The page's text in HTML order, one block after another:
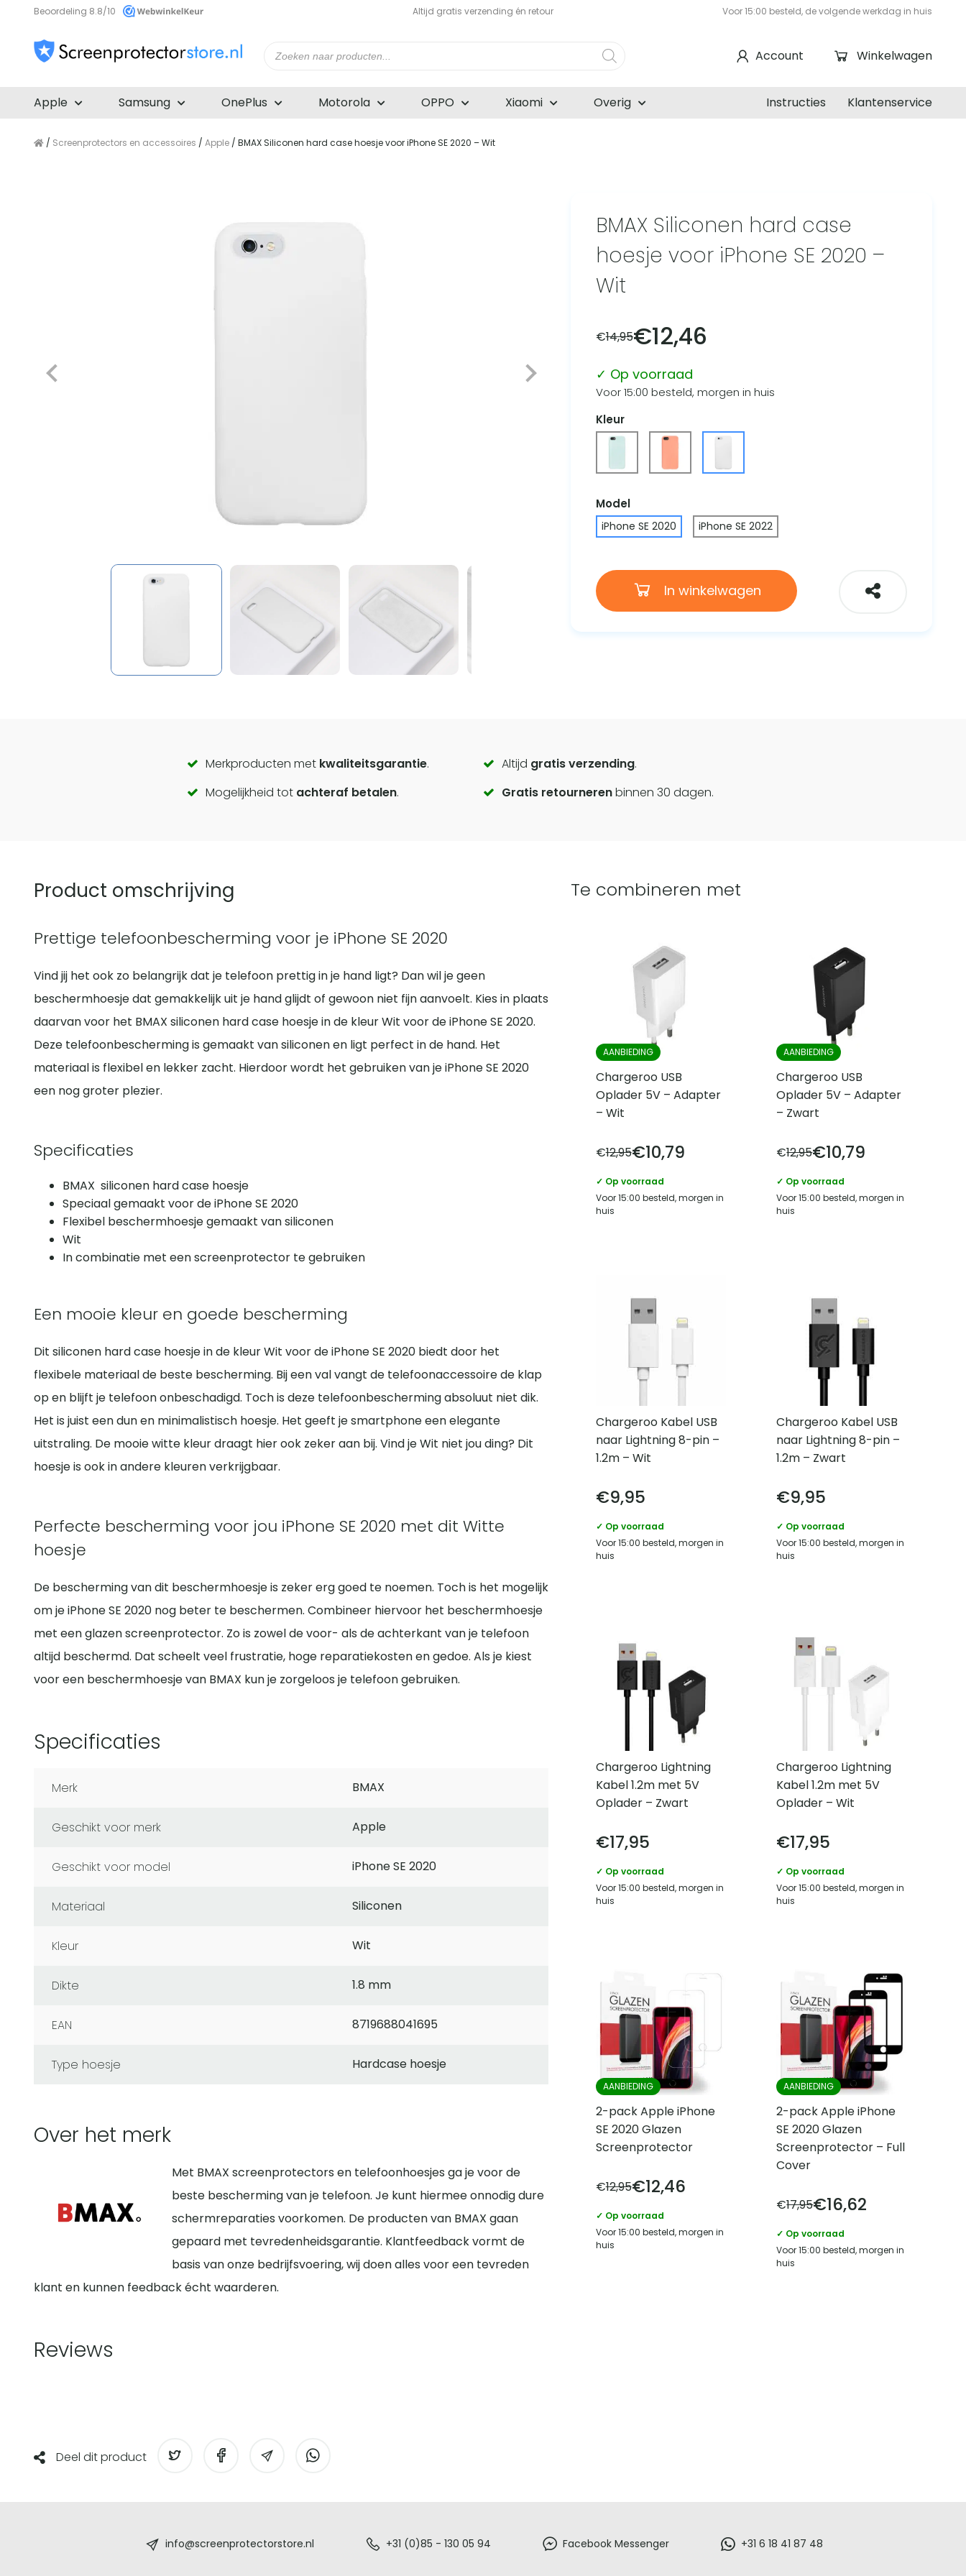
Beoordeling 8.8/10 Altijd gratis verzending én retour Voor 15:00 besteld, de volgende werkdag in huis
zoeken Winkelwagen
Account
Apple Samsung OnePlus Motorola OPPO Xiaomi Overig Klantenservice
Instructies
/ Screenprotectors en accessoires / Apple / BMAX Siliconen hard case hoesje voor iPhone SE 2020 – Wit
BMAX Siliconen hard case
hoesje voor iPhone SE 2020 –
Wit
€14,95€12,46
✓ Op voorraad
Voor 15:00 besteld, morgen in huis
Kleur
Model
iPhone SE 2020 iPhone SE 2022
In winkelwagen
Call
to
Merkproducten met kwaliteitsgarantie. Altijd gratis verzending.
Mogelijkheid tot achteraf betalen. Gratis retournerenbinnen 30 dagen.
Product omschrijving
Prettige telefoonbescherming voor je iPhone SE 2020
Vind jij het ook zo belangrijk dat je telefoon prettig in je hand ligt? Dan wil je geen
beschermhoesje dat gemakkelijk uit je hand glijdt of gewoon niet fijn aanvoelt. Kies in plaats
daarvan voor het BMAX siliconen hard case hoesje in de kleur Wit voor de iPhone SE 2020.
Deze telefoonbescherming is gemaakt van siliconen en ligt perfect in de hand. Het
materiaal is flexibel en lekker zacht. Hierdoor wordt het gebruiken van je iPhone SE 2020
een nog groter plezier.
Specificaties
BMAX siliconen hard case hoesje
Speciaal gemaakt voor de iPhone SE 2020
Flexibel beschermhoesje gemaakt van siliconen
Wit
In combinatie met een screenprotector te gebruiken
Een mooie kleur en goede bescherming
Dit siliconen hard case hoesje in de kleur Wit voor de iPhone SE 2020 biedt door het
flexibele materiaal de beste bescherming. Bij een val vangt de telefoonaccessoire de klap
op en blijft je telefoon onbeschadigd. Toch is deze telefoonbescherming absoluut niet dik.
Het is juist een dun en minimalistisch hoesje. Het geeft je smartphone een elegante
uitstraling. De mooie witte kleur draagt hier ook zeker aan bij. Vind je Wit niet jou ding? Dit
hoesje is ook in andere kleuren verkrijgbaar.
Perfecte bescherming voor jou iPhone SE 2020 met dit Witte
hoesje
De bescherming van dit beschermhoesje is zeker erg goed te noemen. Toch is het mogelijk
om je iPhone SE 2020 nog beter te beschermen. Combineer hiervoor het beschermhoesje
met een glazen screenprotector. Zo is zowel de voor- als de achterkant van je telefoon
altijd beschermd. Dat scheelt veel frustratie, hoge reparatiekosten en gedoe. Als je kiest
voor een beschermhoesje van BMAX kun je zorgeloos je telefoon gebruiken.
Specificaties
Merk BMAX
Geschikt voor merk Apple
Geschikt voor model iPhone SE 2020
Materiaal Siliconen
Kleur Wit
Dikte 1.8 mm
EAN 8719688041695
Type hoesje Hardcase hoesje
Over het merk
Met BMAX screenprotectors en telefoonhoesjes ga je voor de
beste bescherming van je telefoon. Je kunt hiermee onnodig dure
schermreparaties voorkomen. De producten van BMAX gaan
gepaard met tevredenheidsgarantie. Klantfeedback vormt de
basis van onze bedrijfsvoering, wij doen alles voor een tevreden
klant en kunnen feedback écht waarderen.
Reviews
Te combineren met
AANBIEDING
Chargeroo USB
Oplader 5V – Adapter
– Wit
€12,95€10,79
✓ Op voorraad
Voor 15:00 besteld, morgen in
huis
AANBIEDING
Chargeroo USB
Oplader 5V – Adapter
– Zwart
€12,95€10,79
✓ Op voorraad
Voor 15:00 besteld, morgen in
huis
Chargeroo Kabel USB
naar Lightning 8-pin –
1.2m – Wit
€9,95
✓ Op voorraad
Voor 15:00 besteld, morgen in
huis
Chargeroo Kabel USB
naar Lightning 8-pin –
1.2m – Zwart
€9,95
✓ Op voorraad
Voor 15:00 besteld, morgen in
huis
Chargeroo Lightning
Kabel 1.2m met 5V
Oplader – Zwart
€17,95
✓ Op voorraad
Voor 15:00 besteld, morgen in
huis
Chargeroo Lightning
Kabel 1.2m met 5V
Oplader – Wit
€17,95
✓ Op voorraad
Voor 15:00 besteld, morgen in
huis
AANBIEDING
2-pack Apple iPhone
SE 2020 Glazen
Screenprotector
€12,95€12,46
✓ Op voorraad
Voor 15:00 besteld, morgen in
huis
AANBIEDING
2-pack Apple iPhone
SE 2020 Glazen
Screenprotector – Full
Cover
€17,95€16,62
✓ Op voorraad
Voor 15:00 besteld, morgen in
huis
Deel dit product
info@screenprotectorstore.nl +31 (0)85 - 130 05 94 Facebook Messenger +31 6 18 41 87 48